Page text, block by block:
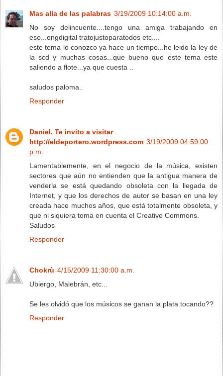
Mas alla de las palabras 3/19/2009 10:14:00 a.m.
No soy delincuente....tengo una amiga trabajando en
eso...ongdigital tratojustoparatodos etc....
este tema lo conozco ya hace un tiempo...he leido la ley de
la scd y muchas cosas...que bueno que este tema este
saliendo a flote...ya que cuesta ..
saludos paloma..
Responder
Daniel. Te invito a visitar
http://eldeportero.wordpress.com 3/19/2009 04:59:00
p.m.
Lamentablemente, en el negocio de la música, existen
sectores que aún no entienden que la antigua manera de
venderla se está quedando obsoleta con la llegada de
Internet, y que los derechos de autor se basan en una ley
creada hace muchos años, que está totalmente obsoleta, y
que ni siquiera toma en cuenta el Creative Commons.
Saludos
Responder
Chokrù 4/15/2009 11:30:00 a.m.
Ubiergo, Malebrán, etc...
Se les olvidó que los músicos se ganan la plata tocando??
Responder